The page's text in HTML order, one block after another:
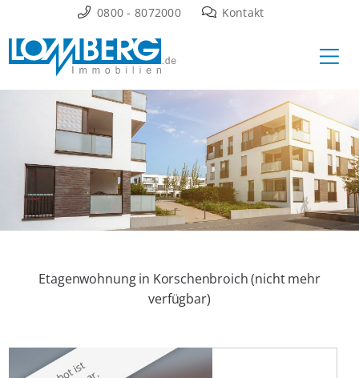
Inhalt
springen
0800 - 8072000 Kontakt
Etagenwohnung in Korschenbroich (nicht mehr
verfügbar)